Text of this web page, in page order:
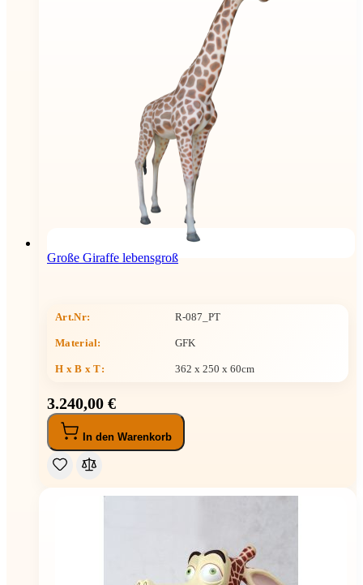
Große Giraffe lebensgroß
Art.Nr: R-087_PT
Material: GFK
H x B x T: 362 x 250 x 60cm
3.240,00 €
In den Warenkorb